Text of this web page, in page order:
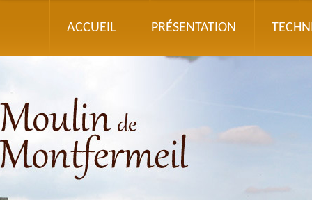
ACCUEIL PRÉSENTATION